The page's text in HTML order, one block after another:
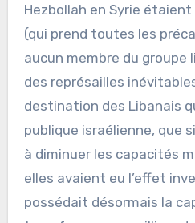
Hezbollah en Syrie
(qui prend toutes les
aucun membre du groupe
des représailles
destination des Libanais
publique israélienne, que
à diminuer les capacités
elles avaient eu l’effet
possédait désormais la